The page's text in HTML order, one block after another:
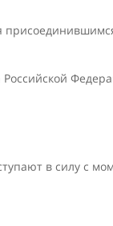
Российской
в силу с